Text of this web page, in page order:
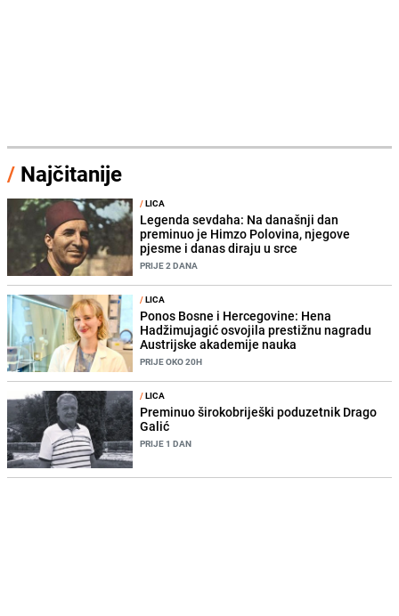
/ Najčitanije
/LICA
Legenda sevdaha: Na današnji dan
preminuo je Himzo Polovina, njegove
pjesme i danas diraju u srce
PRIJE 2 DANA
/LICA
Ponos Bosne i Hercegovine: Hena
Hadžimujagić osvojila prestižnu nagradu
Austrijske akademije nauka
PRIJE OKO 20H
/LICA
Preminuo širokobriješki poduzetnik Drago
Galić
PRIJE 1 DAN